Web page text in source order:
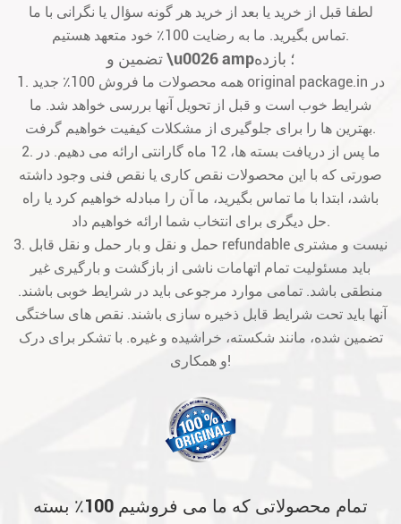
لطفا قبل از خرید یا بعد از خرید هر گونه سؤال یا نگرانی با ما
تماس بگیرید. ما به رضایت 100٪ خود متعهد هستیم.
تضمین و \u0026 amp؛ بازده
1. همه محصولات ما فروش 100٪ جدید original package.in در
شرایط خوب است و قبل از تحویل آنها بررسی خواهد شد. ما
بهترین ها را برای جلوگیری از مشکلات کیفیت خواهیم گرفت.
2. ما پس از دریافت بسته ها، 12 ماه گارانتی ارائه می دهیم. در
صورتی که با این محصولات نقص کاری یا نقص فنی وجود داشته
باشد، ابتدا با ما تماس بگیرید، ما آن را مبادله خواهیم کرد یا راه
حل دیگری برای انتخاب شما ارائه خواهیم داد.
3. حمل و نقل و بار حمل و نقل قابل refundable نیست و مشتری
باید مسئولیت تمام اتهامات ناشی از بازگشت و بارگیری غیر
منطقی باشد. تمامی موارد مرجوعی باید در شرایط خوبی باشند.
آنها باید تحت شرایط قابل ذخیره سازی باشند. نقص های ساختگی
تضمین شده، مانند شکسته، خراشیده و غیره. با تشکر برای درک
و همکاری!
تمام محصولاتی که ما می فروشیم 100٪ بسته